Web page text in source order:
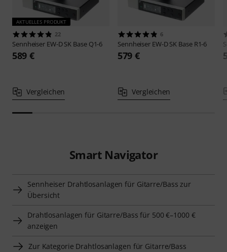
AKTUELLES PRODUKT
22
Sennheiser EW-D SK Base Q1-6
589 €
Vergleichen
6
Sennheiser EW-D SK Base R1-6
579 €
Vergleichen
Smart Navigator
Sennheiser Drahtlosanlagen für Gitarre/Bass zur
Übersicht
Drahtlosanlagen für Gitarre/Bass für 500 €–1000 €
anzeigen
Zur Kategorie Drahtlosanlagen für Gitarre/Bass